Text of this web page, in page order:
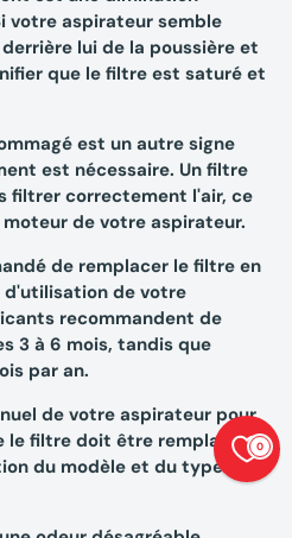
votre aspirateur semble
lui de la poussière et
que le filtre est saturé et
est un autre signe
est nécessaire. Un filtre
filtrer correctement l'air, ce
de votre aspirateur.
de remplacer le filtre en
de votre
recommandent de
3 à 6 mois, tandis que
par an.
de votre aspirateur pour
le filtre doit être remplacé.
du modèle et du type de
0